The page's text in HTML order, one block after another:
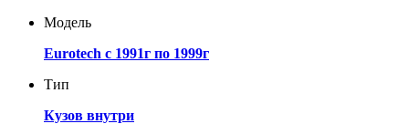
Модель
Eurotech с 1991г по 1999г
Тип
Кузов внутри